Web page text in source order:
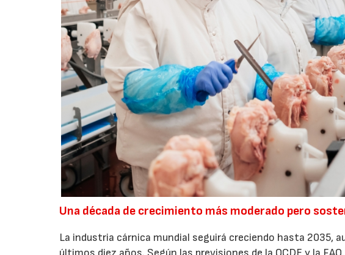
Una década de crecimiento más moderado pero
La industria cárnica mundial seguirá creciendo hasta 2035,